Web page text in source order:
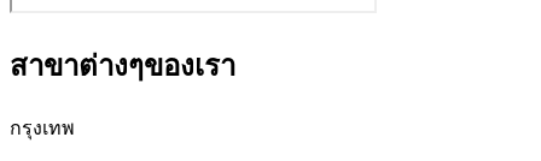
สาขาต่างๆของเรา
กรุงเทพ